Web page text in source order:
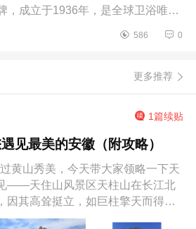
，成立于1936年，是全球卫浴唯一
有陶瓷阀芯、恒温阀芯、Frehander摇
586 0
更多推荐
1篇续贴
最美的安徽（附攻略）
黄山秀美，今天带大家领略一下天
——天住山风景区天柱山在长江北
因其高耸挺立，如巨柱擎天而得
山、皖...